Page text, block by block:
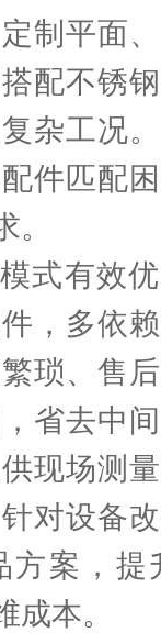
制平面
配不锈
杂工况
件匹配
有效优
，多依
琐、售
省去中
现场测
对设备
方案，
成本。